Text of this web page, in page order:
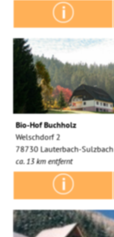
Bio-Hof Buchholz
Welschdorf 2
78730 Lauterbach-Sulzbach
ca. 13 km entfernt